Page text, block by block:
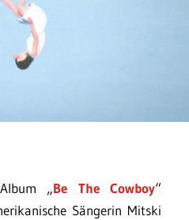
„Be The Cowboy“
Sängerin Mitski